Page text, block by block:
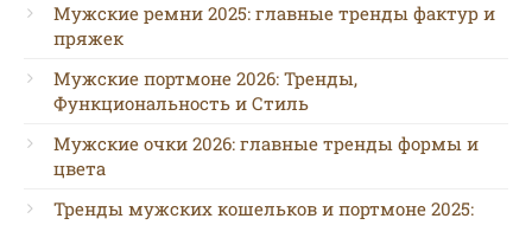
Мужские ремни 2025: главные тренды фактур и
пряжек
Мужские портмоне 2026: Тренды,
Функциональность и Стиль
Мужские очки 2026: главные тренды формы и
цвета
Тренды мужских кошельков и портмоне 2025: